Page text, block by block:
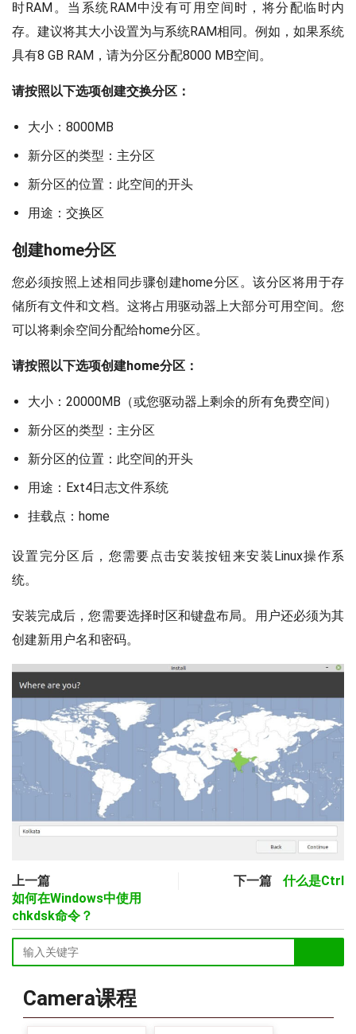
时RAM。当系统RAM中没有可用空间时，将分配临时内
存。建议将其大小设置为与系统RAM相同。例如，如果系统
具有8 GB RAM，请为分区分配8000 MB空间。
请按照以下选项创建交换分区：
大小：8000MB
新分区的类型：主分区
新分区的位置：此空间的开头
用途：交换区
创建home分区
您必须按照上述相同步骤创建home分区。该分区将用于存
储所有文件和文档。这将占用驱动器上大部分可用空间。您
可以将剩余空间分配给home分区。
请按照以下选项创建home分区：
大小：20000MB（或您驱动器上剩余的所有免费空间）
新分区的类型：主分区
新分区的位置：此空间的开头
用途：Ext4日志文件系统
挂载点：home
设置完分区后，您需要点击安装按钮来安装Linux操作系
统。
安装完成后，您需要选择时区和键盘布局。用户还必须为其
创建新用户名和密码。
上一篇
如何在Windows中使用
chkdsk命令？
下一篇 什么是Ctrl
Camera课程